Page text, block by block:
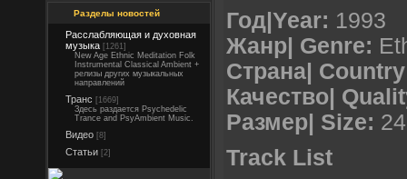
Разделы новостей
Расслабляющая и духовная
музыка [1261]
New Age Ethnic Meditation Folk
Instrumental Classical Ambient +
релизы других музыкальных
направлений
Транс [1669]
Здесь раздается Psychedelic
Trance and PsyAmbient Music.
Видео [8]
Статьи [2]
Год|Year: 1993
Жанр| Genre:
Страна|
Качество|
Размер| Size:
Track List